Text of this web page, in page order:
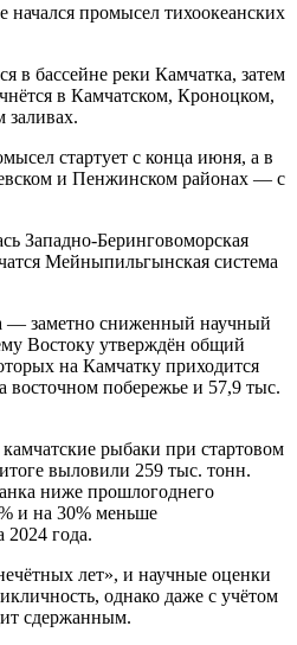
промысел тихоокеанских
в бассейне реки Камчатка, затем
в Камчатском, Кроноцком,
стартует с конца июня, а в
и Пенжинском районах — с
Западно-Беринговоморская
Мейныпильгынская система
— заметно сниженный научный
Востоку утверждён общий
на Камчатку приходится
восточном побережье и 57,9 тыс.
рыбаки при стартовом
выловили 259 тыс. тонн.
ниже прошлогоднего
и на 30% меньше
2024 года.
лет», и научные оценки
однако даже с учётом
сдержанным.